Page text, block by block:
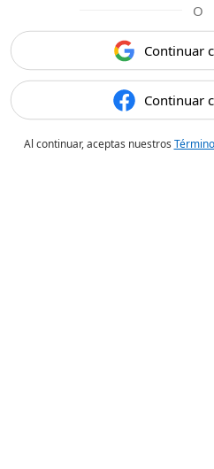
O
Continuar
Continuar
Al continuar, aceptas nuestros